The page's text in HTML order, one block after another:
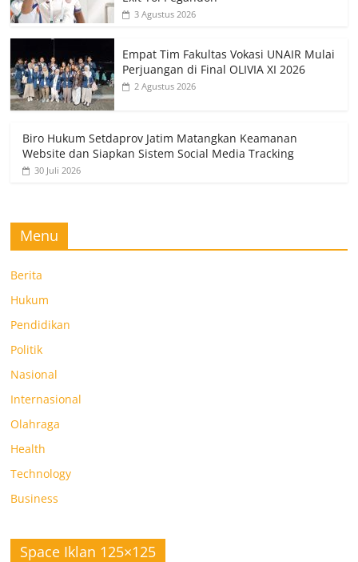
3 Agustus 2026
Empat Tim Fakultas Vokasi UNAIR Mulai
Perjuangan di Final OLIVIA XI 2026
2 Agustus 2026
Biro Hukum Setdaprov Jatim Matangkan Keamanan
Website dan Siapkan Sistem Social Media Tracking
30 Juli 2026
Menu
Berita
Hukum
Pendidikan
Politik
Nasional
Internasional
Olahraga
Health
Technology
Business
Space Iklan 125×125